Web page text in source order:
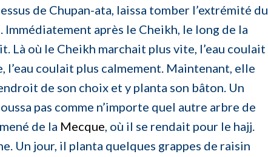
de Chupan-ata, laissa tomber l’extrémité du
Immédiatement après le Cheikh, le long de la
Là où le Cheikh marchait plus vite, l’eau coulait
l’eau coulait plus calmement. Maintenant, elle
de son choix et y planta son bâton. Un
pas comme n’importe quel autre arbre de
de la Mecque, où il se rendait pour le hajj.
Un jour, il planta quelques grappes de raisin